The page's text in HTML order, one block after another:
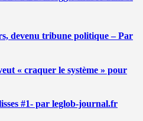
devenu tribune politique – Par
« craquer le système » pour
#1- par leglob-journal.fr